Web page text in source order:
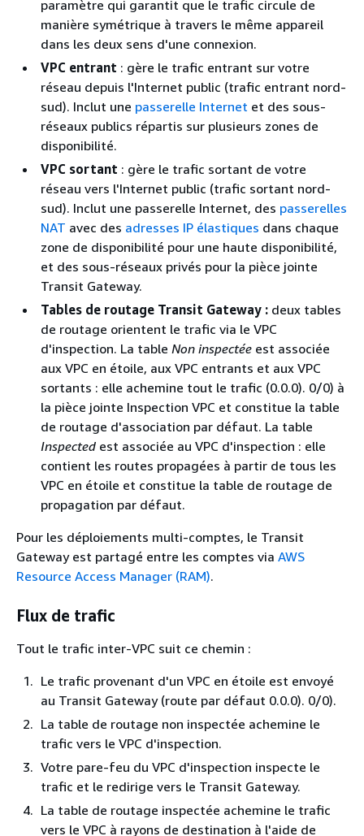
paramètre qui garantit que le trafic circule de
manière symétrique à travers le même appareil
dans les deux sens d'une connexion.
VPC entrant : gère le trafic entrant sur votre
réseau depuis l'Internet public (trafic entrant nord-
sud). Inclut une passerelle Internet et des sous-
réseaux publics répartis sur plusieurs zones de
disponibilité.
VPC sortant : gère le trafic sortant de votre
réseau vers l'Internet public (trafic sortant nord-
sud). Inclut une passerelle Internet, des passerelles
NAT avec des adresses IP élastiques dans chaque
zone de disponibilité pour une haute disponibilité,
et des sous-réseaux privés pour la pièce jointe
Transit Gateway.
Tables de routage Transit Gateway : deux tables
de routage orientent le trafic via le VPC
d'inspection. La table Non inspectée est associée
aux VPC en étoile, aux VPC entrants et aux VPC
sortants : elle achemine tout le trafic (0.0.0). 0/0) à
la pièce jointe Inspection VPC et constitue la table
de routage d'association par défaut. La table
Inspected est associée au VPC d'inspection : elle
contient les routes propagées à partir de tous les
VPC en étoile et constitue la table de routage de
propagation par défaut.
Pour les déploiements multi-comptes, le Transit
Gateway est partagé entre les comptes via AWS
Resource Access Manager (RAM).
Flux de trafic
Tout le trafic inter-VPC suit ce chemin :
Le trafic provenant d'un VPC en étoile est envoyé
au Transit Gateway (route par défaut 0.0.0). 0/0).
La table de routage non inspectée achemine le
trafic vers le VPC d'inspection.
Votre pare-feu du VPC d'inspection inspecte le
trafic et le redirige vers le Transit Gateway.
La table de routage inspectée achemine le trafic
vers le VPC à rayons de destination à l'aide de